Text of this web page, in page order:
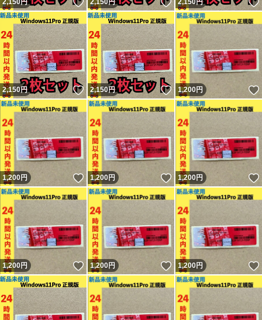
2,150円 いいね！
2,150円 いいね！
2,150円
2,150円 いいね！
2,150円 いいね！
1,200円
1,200円 いいね！
1,200円 いいね！
1,200円
1,200円 いいね！
1,200円 いいね！
1,200円